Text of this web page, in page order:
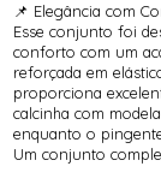
📌 Elegância com
Esse conjunto foi
conforto com um
reforçada em
proporciona
calcinha com
enquanto o
Um conjunto